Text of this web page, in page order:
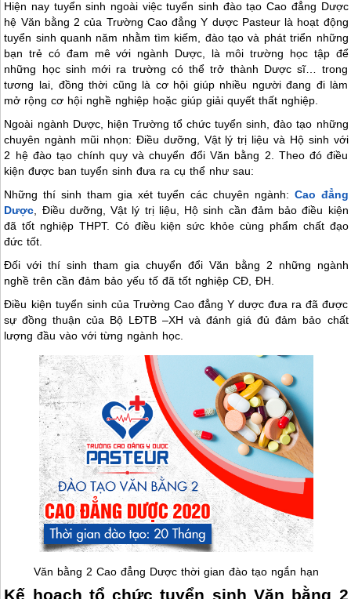
Hiện nay tuyển sinh ngoài việc tuyển sinh đào tạo Cao đẳng Dược
hệ Văn bằng 2 của Trường Cao đẳng Y dược Pasteur là hoạt động
tuyển sinh quanh năm nhằm tìm kiếm, đào tạo và phát triển những
bạn trẻ có đam mê với ngành Dược, là môi trường học tập để
những học sinh mới ra trường có thể trở thành Dược sĩ… trong
tương lai, đồng thời cũng là cơ hội giúp nhiều người đang đi làm
mở rộng cơ hội nghề nghiệp hoặc giúp giải quyết thất nghiệp.
Ngoài ngành Dược, hiện Trường tổ chức tuyển sinh, đào tạo những
chuyên ngành mũi nhọn: Điều dưỡng, Vật lý trị liệu và Hộ sinh với
2 hệ đào tạo chính quy và chuyển đổi Văn bằng 2. Theo đó điều
kiện được ban tuyển sinh đưa ra cụ thể như sau:
Những thí sinh tham gia xét tuyển các chuyên ngành: Cao đẳng
Dược , Điều dưỡng, Vật lý trị liệu, Hộ sinh cần đảm bảo điều kiện
đã tốt nghiệp THPT. Có điều kiện sức khỏe cùng phẩm chất đạo
đức tốt.
Đối với thí sinh tham gia chuyển đổi Văn bằng 2 những ngành
nghề trên cần đảm bảo yếu tố đã tốt nghiệp CĐ, ĐH.
Điều kiện tuyển sinh của Trường Cao đẳng Y dược đưa ra đã được
sự đồng thuận của Bộ LĐTB –XH và đánh giá đủ đảm bảo chất
lượng đầu vào với từng ngành học.
Văn bằng 2 Cao đẳng Dược thời gian đào tạo ngắn hạn
Kế hoạch tổ chức tuyển sinh Văn bằng 2